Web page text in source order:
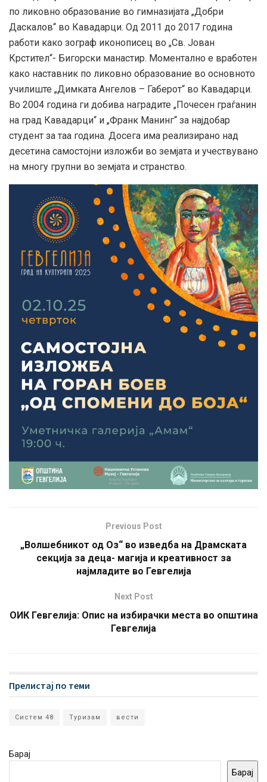
по ликовно образование во гимназијата „Добри
Даскалов“ во Кавадарци. Од 2011 до 2017 година
работи како зограф иконописец во „Св. Јован
Крстител“- Бигорски манастир. Моментално е вработен
како наставник по ликовно образование во основното
училиште „Димката Ангелов – Габерот“ во Кавадарци.
Во 2004 година ги добива наградите „Почесен граѓанин
на град Кавадарци“ и „Франк Манинг“ за најдобар
студент за таа година. Досега има реализирано над
десетина самостојни изложби во земјата и учествувано
на многу групни во земјата и странство.
Previous Post
„Волшебникот од Оз“ во изведба на Драмската
секција за деца- магија и креативност за
најмладите во Гевгелија
Next Post
ОИК Гевгелија: Опис на избирачки места во општина
Гевгелија
Прелистај по теми
Систем 48 Туризам вести
Барај
Барај